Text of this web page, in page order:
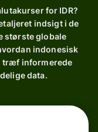
for IDR?
indsigt i de
største globale
indonesisk
træf informerede
data.